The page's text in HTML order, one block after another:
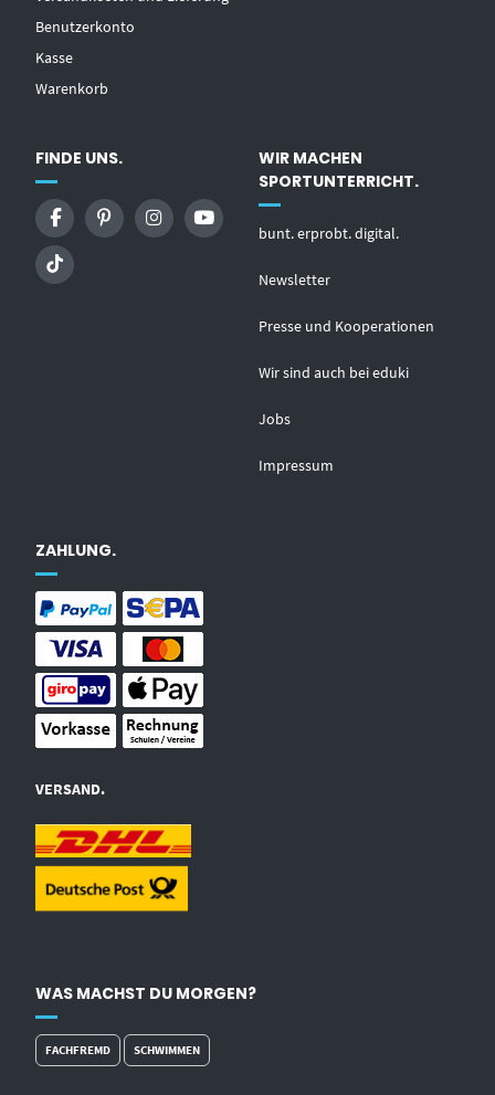
Benutzerkonto
Kasse
Warenkorb
FINDE UNS.
WIR MACHEN
SPORTUNTERRICHT.
bunt. erprobt. digital.
Newsletter
Presse und Kooperationen
Wir sind auch bei eduki
Jobs
Impressum
ZAHLUNG.
VERSAND.
WAS MACHST DU MORGEN?
FACHFREMD SCHWIMMEN